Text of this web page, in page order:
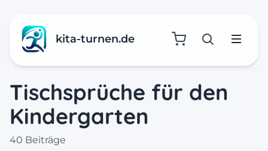
kita-turnen.de SucheMenü
Tischsprüche für den
Kindergarten
40 Beiträge